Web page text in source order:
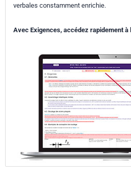
verbales constamment enrichie.
Avec Exigences, accédez rapidement à